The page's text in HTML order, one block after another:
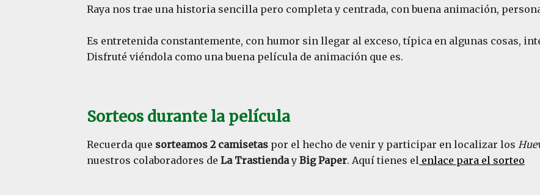
Raya nos trae una historia sencilla pero completa y centrada, con buena animación,
Es entretenida constantemente, con humor sin llegar al exceso, típica en algunas cosas,
Disfruté viéndola como una buena película de animación que es.
Sorteos durante la película
Recuerda que sorteamos 2 camisetas por el hecho de venir y participar en localizar los
nuestros colaboradores de La Trastienday Big Paper. Aquí tienes el enlace para el sorteo